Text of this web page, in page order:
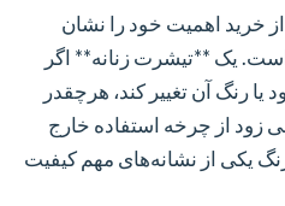
خرید اهمیت خود را نشان
یک **تیشرت زنانه** اگر
رنگ آن تغییر کند، هرچقدر
زود از چرخه استفاده خارج
یکی از نشانه‌های مهم کیفیت